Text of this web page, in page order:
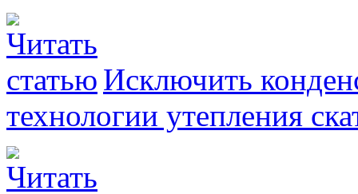
Исключить
технологии утепления